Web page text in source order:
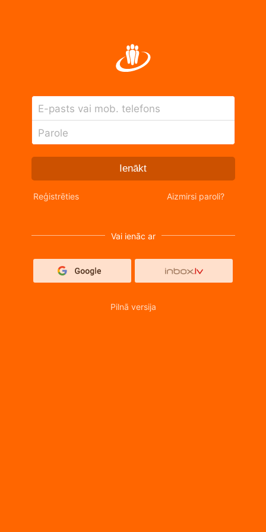
E-pasts vai mob. telefons
Parole
Ienākt
Reģistrēties Aizmirsi paroli?
Vai ienāc ar
Pilnā versija